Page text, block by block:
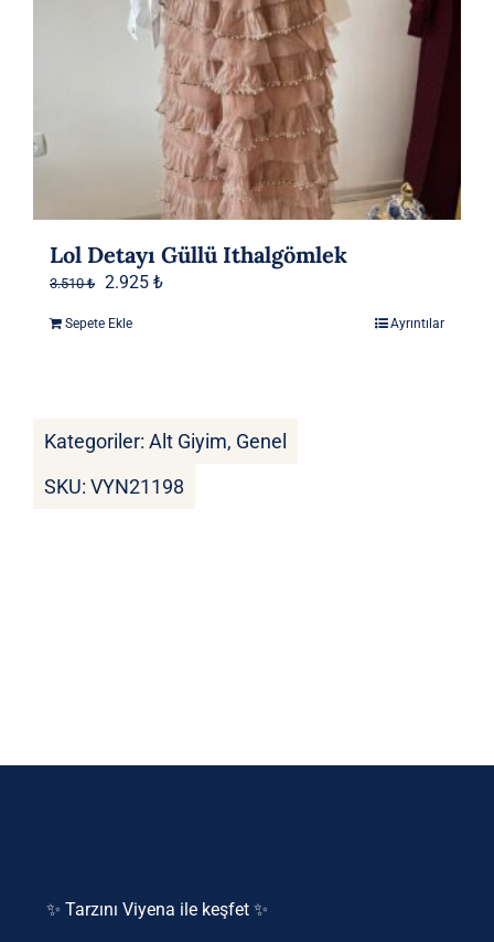
Lol Detayı Güllü Ithalgömlek
3.510₺
Orijinal
2.925 ₺Şu
Sepete Ekle Ayrıntılar
Kategoriler: Alt Giyim, Genel
SKU: VYN21198
✨ Tarzını Viyena ile keşfet ✨